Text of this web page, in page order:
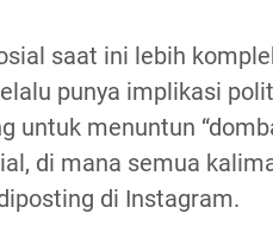
saat ini lebih
punya implikasi
untuk menuntun
di mana semua
di Instagram.